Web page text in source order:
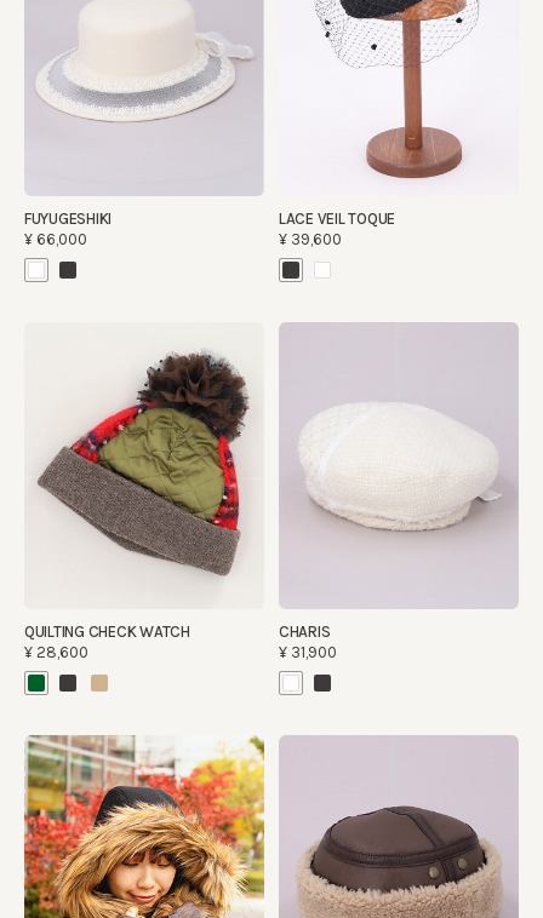
FUYUGESHIKI
¥66,000
LACE VEIL TOQUE
¥39,600
QUILTING CHECK WATCH
¥28,600
CHARIS
¥31,900